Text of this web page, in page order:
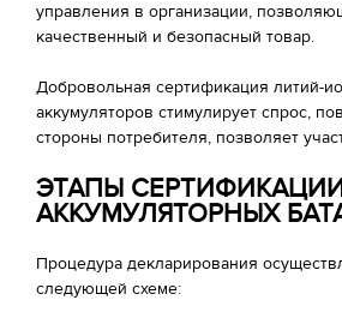
управления в организации,
качественный и безопасный товар.
Добровольная сертификация литий-
аккумуляторов стимулирует спрос,
стороны потребителя, позволяет
ЭТАПЫ
АККУМУЛЯТОРНЫХ
Процедура декларирования
следующей схеме: